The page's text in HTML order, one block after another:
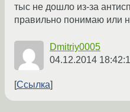
тыс не дошло из-за
правильно понимаю или
Dmitriy0005
04.12.2014
Ссылка